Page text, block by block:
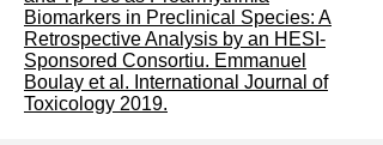
Biomarkers in Preclinical Species: A
Retrospective Analysis by an HESI-
Sponsored Consortiu. Emmanuel
Boulay et al. International Journal of
Toxicology 2019.